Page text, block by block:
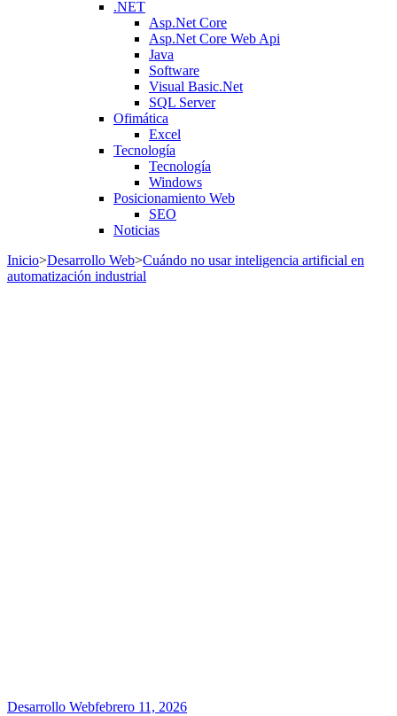
.NET
Asp.Net Core
Asp.Net Core Web Api
Java
Software
Visual Basic.Net
SQL Server
Ofimática
Excel
Tecnología
Tecnología
Windows
Posicionamiento Web
SEO
Noticias
Inicio>Desarrollo Web>Cuándo no usar inteligencia artificial en
automatización industrial
Desarrollo Webfebrero 11, 2026